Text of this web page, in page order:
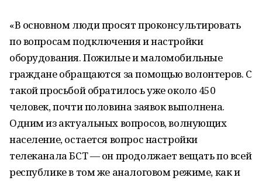
«В основном люди просят проконсультировать
по вопросам подключения и настройки
оборудования. Пожилые и маломобильные
граждане обращаются за помощью волонтеров. С
такой просьбой обратилось уже около 450
человек, почти половина заявок выполнена.
Одним из актуальных вопросов, волнующих
население, остается вопрос настройки
телеканала БСТ — он продолжает вещать по всей
республике в том же аналоговом режиме, как и